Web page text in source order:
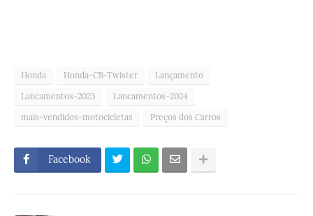
Honda Honda-CB-Twister
Lançamento
Lancamentos-2023
Lancamentos-2024
mais-vendidos-motocicletas
Preços dos Carros
Facebook